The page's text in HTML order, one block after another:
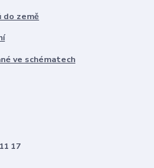
do země
ve schématech
17